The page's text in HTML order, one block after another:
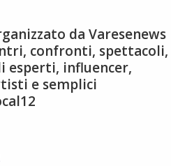
da Varesenews
confronti, spettacoli,
esperti, influencer,
e semplici